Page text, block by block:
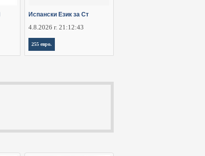
Испански Език за Ст
4.8.2026 г. 21:12:43
255 евро.